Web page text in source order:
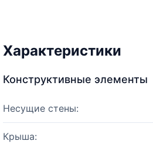
Характеристики
Конструктивные элементы
Несущие стены:
Крыша: